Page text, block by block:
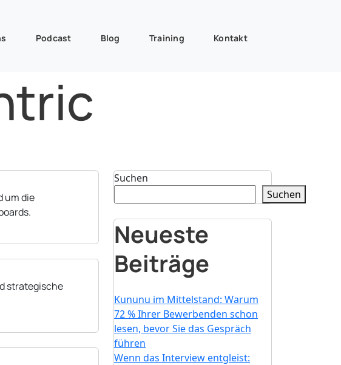
Podcast Blog Training Kontakt
um die
strategische
Suchen
Suchen
Neueste
Beiträge
Kununu im Mittelstand: Warum
72 % Ihrer Bewerbenden schon
lesen, bevor Sie das Gespräch
führen
Wenn das Interview entgleist: